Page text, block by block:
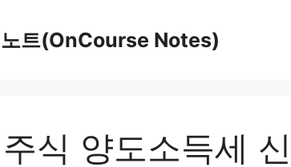
트(OnCourse Notes)
식 양도소득세